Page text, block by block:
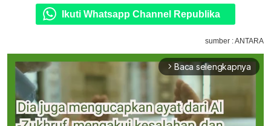
Ikuti Whatsapp Channel Republika
sumber : ANTARA
arrow_forward_ios Baca selengkapnya